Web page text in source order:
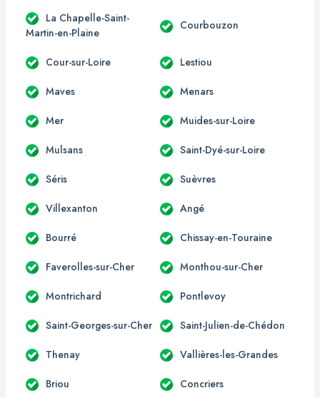
La Chapelle-Saint-
Martin-en-Plaine
Courbouzon
Cour-sur-Loire Lestiou
Maves Menars
Mer Muides-sur-Loire
Mulsans Saint-Dyé-sur-Loire
Séris Suèvres
Villexanton Angé
Bourré Chissay-en-Touraine
Faverolles-sur-Cher Monthou-sur-Cher
Montrichard Pontlevoy
Saint-Georges-sur-Cher Saint-Julien-de-Chédon
Thenay Vallières-les-Grandes
Briou Concriers